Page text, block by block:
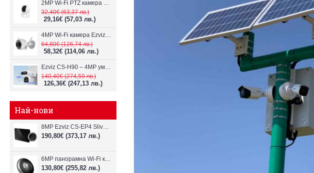
2MP Wi-Fi PTZ камерa с микрофон и говорител Ezviz CS-TY1
32,40€(63,37 лв.)
29,16€ (57,03 лв.)
4MP Wi-Fi камерa Ezviz CS-H3c с микрофон и говорител
64,80€(126,74 лв.)
58,32€ (114,06 лв.)
Ezviz CS-H90 – 4MP умна Wi-Fi камера, два обектива и цветен нощен
140,40€(274,59 лв.)
126,36€ (247,13 лв.)
Най-нови
8MP Ezviz CS-EP4 Sliver Wi-Fi видеодомофон
190,80€ (373,17 лв.)
6MP панорамна Wi-Fi камерa Ezviz CS-E4p
130,80€ (255,82 лв.)